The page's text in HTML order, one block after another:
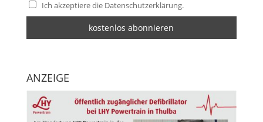
Ich akzeptiere die Datenschutzerklärung.
ANZEIGE